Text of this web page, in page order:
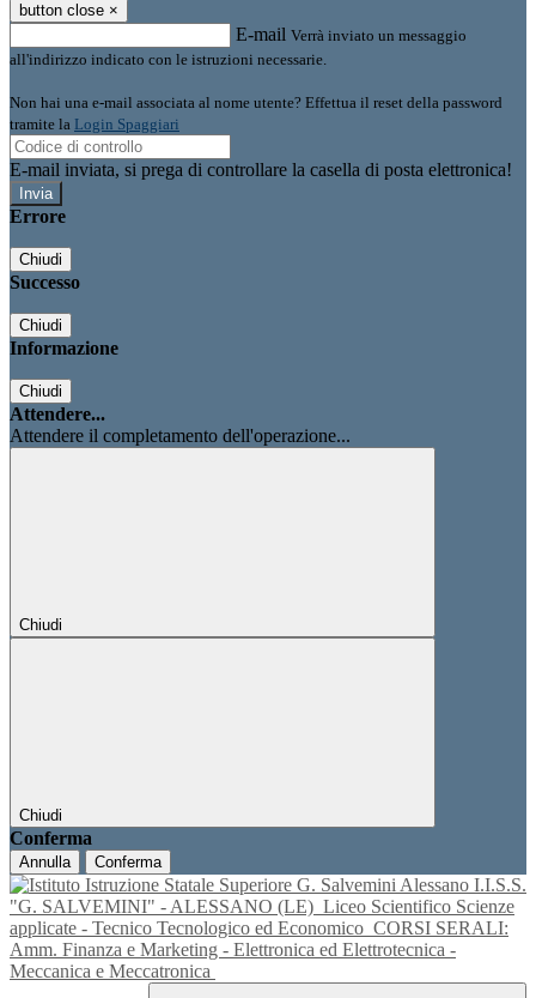
button close ×
E-mail Verrà inviato un messaggio
all'indirizzo indicato con le istruzioni necessarie.
Non hai una e-mail associata al nome utente? Effettua il reset della password
tramite la Login Spaggiari
E-mail inviata, si prega di controllare la casella di posta elettronica!
Errore
Chiudi
Successo
Chiudi
Informazione
Chiudi
Attendere...
Attendere il completamento dell'operazione...
Chiudi
Chiudi
Conferma
Annulla Conferma
I.I.S.S.
"G. SALVEMINI" - ALESSANO (LE) Liceo Scientifico Scienze
applicate - Tecnico Tecnologico ed Economico CORSI SERALI:
Amm. Finanza e Marketing - Elettronica ed Elettrotecnica -
Meccanica e Meccatronica